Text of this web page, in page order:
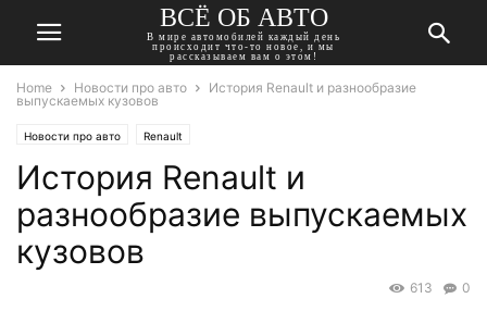
ВСЁ ОБ АВТО
В мире автомобилей каждый день
происходит что-то новое, и мы
рассказываем вам о этом!
Home Новости про авто
История Renault и разнообразие
выпускаемых кузовов
Новости про авто Renault
История Renault и
разнообразие выпускаемых
кузовов
0
613